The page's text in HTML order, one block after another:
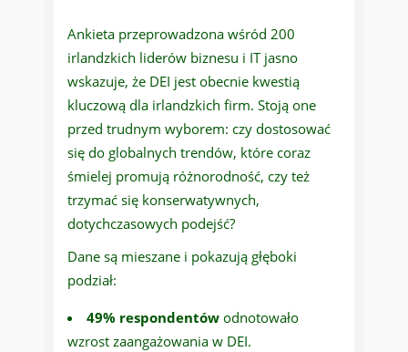
Ankieta przeprowadzona wśród 200
irlandzkich liderów biznesu i IT jasno
wskazuje, że DEI jest obecnie kwestią
kluczową dla irlandzkich firm. Stoją one
przed trudnym wyborem: czy dostosować
się do globalnych trendów, które coraz
śmielej promują różnorodność, czy też
trzymać się konserwatywnych,
dotychczasowych podejść?
Dane są mieszane i pokazują głęboki
podział:
49% respondentów odnotowało
wzrost zaangażowania w DEI.